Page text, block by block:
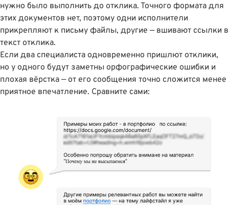
нужно было выполнить до отклика. Точного формата для
этих документов нет, поэтому одни исполнители
прикрепляют к письму файлы, другие — вшивают ссылки в
текст отклика.
Если два специалиста одновременно пришлют отклики,
но у одного будут заметны орфографические ошибки и
плохая вёрстка — от его сообщения точно сложится менее
приятное впечатление. Сравните сами: